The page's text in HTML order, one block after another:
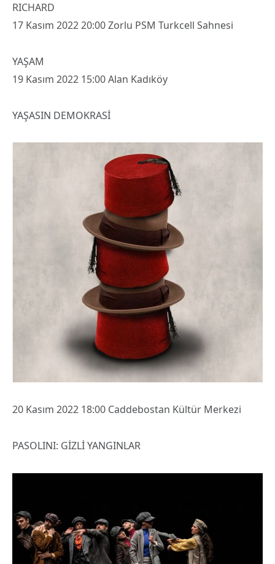
RICHARD
17 Kasım 2022 20:00 Zorlu PSM Turkcell Sahnesi
YAŞAM
19 Kasım 2022 15:00 Alan Kadıköy
YAŞASIN DEMOKRASİ
20 Kasım 2022 18:00 Caddebostan Kültür Merkezi
PASOLINI: GİZLİ YANGINLAR